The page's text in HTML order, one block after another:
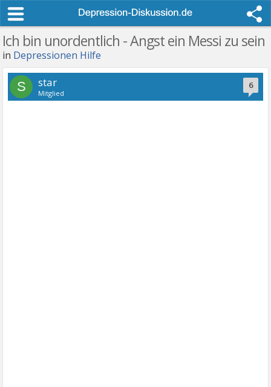
Ich bin unordentlich - Angst ein Messi zu sein
in Depressionen Hilfe
6
S star
Mitglied